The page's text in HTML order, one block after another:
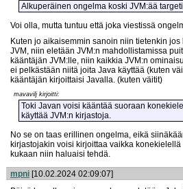
Alkuperäinen ongelma koski JVM:ää
Voi olla, mutta tuntuu että joka viestissä
Kuten jo aikaisemmin sanoin niin tietenkin
JVM, niin eletään JVM:n mahdollistamissa
kääntäjän JVM:lle, niin kaikkia JVM:n
ei pelkästään niitä joita Java käyttää (kuten
kääntäjän kirjoittaisi Javalla. (kuten väitit)
mavavilj kirjoitti:
Toki Javan voisi kääntää suoraan
käyttää JVM:n kirjastoja.
No se on taas erillinen ongelma, eikä
kirjastojakin voisi kirjoittaa vaikka
kukaan niin haluaisi tehdä.
mpni [10.02.2024 02:09:07]